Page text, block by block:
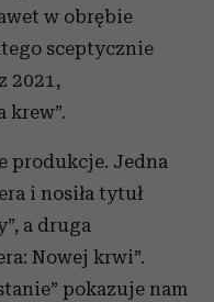
w obrębie
sceptycznie
2021,
krew”.
produkcje. Jedna
i nosiła tytuł
a druga
Nowej krwi”.
pokazuje nam